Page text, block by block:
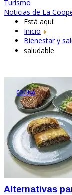
Turismo
Noticias de La
Está aquí:
Inicio
Bienestar y
saludable
COCINA
Alternativas